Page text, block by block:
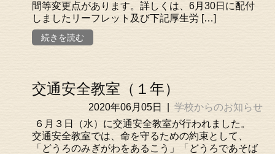
間等変更点があります。詳しくは、6月30日に配付
しましたリーフレット及び下記厚生労 […]
続きを読む
交通安全教室（１年）
2020年06月05日
学校からのお知らせ
６月３日（水）に交通安全教室が行われました。
交通安全教室では、命を守るための約束として、
「どうろのみぎがわをあるこう」「どうろであそば